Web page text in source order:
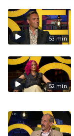
53 min
52 min